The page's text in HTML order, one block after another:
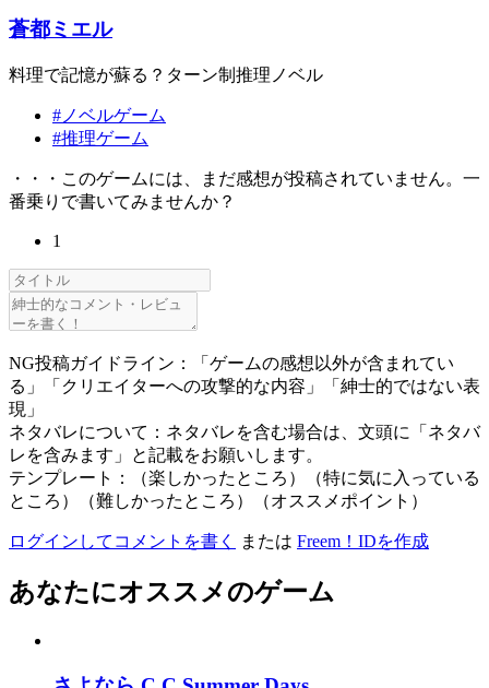
蒼都ミエル
料理で記憶が蘇る？ターン制推理ノベル
#ノベルゲーム
#推理ゲーム
・・・このゲームには、まだ感想が投稿されていません。一
番乗りで書いてみませんか？
1
NG投稿ガイドライン：「ゲームの感想以外が含まれてい
る」「クリエイターへの攻撃的な内容」「紳士的ではない表
現」
ネタバレについて：ネタバレを含む場合は、文頭に「ネタバ
レを含みます」と記載をお願いします。
テンプレート：（楽しかったところ）（特に気に入っている
ところ）（難しかったところ）（オススメポイント）
ログインしてコメントを書く または Freem！IDを作成
あなたにオススメのゲーム